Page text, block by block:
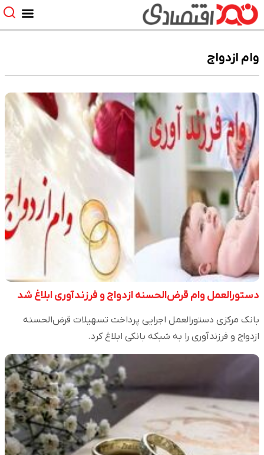
وام ازدواج
دستورالعمل وام قرض‌الحسنه ازدواج و فرزندآوری ابلاغ شد
بانک مرکزی دستورالعمل اجرایی پرداخت تسهیلات قرض‌الحسنه
ازدواج و فرزندآوری را به شبکه بانکی ابلاغ کرد.